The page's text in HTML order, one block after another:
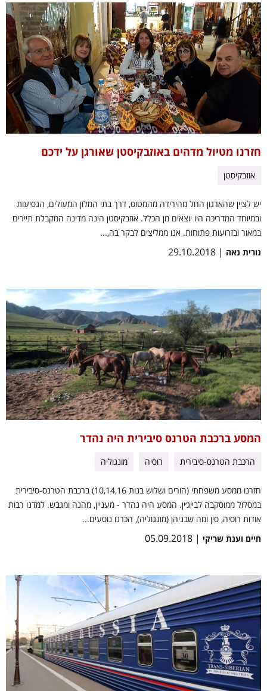
חזרנו מטיול מדהים באוזבקיסטן שאורגן על ידכם
אוזבקיסטן
יש לציין שהארגון החל מהירידה מהמטוס, דרך בתי המלון המעולים, הנסיעות
ובמיוחד המדריכה היו יוצאים מן הכלל. אוזבקיסטן הינה מדינה המקבלת תיירים
במאור ובזרועות פתוחות. אנו ממליצים לבקר בה,...
נורית נאה | 29.10.2018
המסע ברכבת הטרנס סיבירית היה נהדר
הרכבת הטרנס-סיבירית רוסיה מונגוליה
חזרנו ממסע משפחתי (הורים ושלוש בנות 10,14,16) ברכבת הטרנס-סיבירית
במסלול ממוסקבה לבייג׳ין. המסע היה נהדר - מעניין, מהנה ומגבש. למדנו רבות
אודות רוסיה, סין ומה שבניהן (מונגוליה), הכרנו נוסעים...
חיים וענת שריקי | 05.09.2018